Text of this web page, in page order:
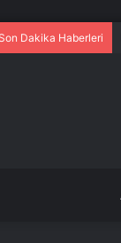
Son Dakika Haberleri